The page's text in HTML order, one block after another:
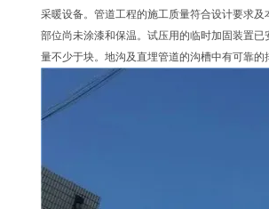
采暖设备。管道工程的施工质量符合设计要求
部位尚未涂漆和保温。试压用的临时加固装置
量不少于块。地沟及直埋管道的沟槽中有可靠的